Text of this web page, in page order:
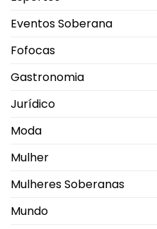
Eventos Soberana
Fofocas
Gastronomia
Jurídico
Moda
Mulher
Mulheres Soberanas
Mundo